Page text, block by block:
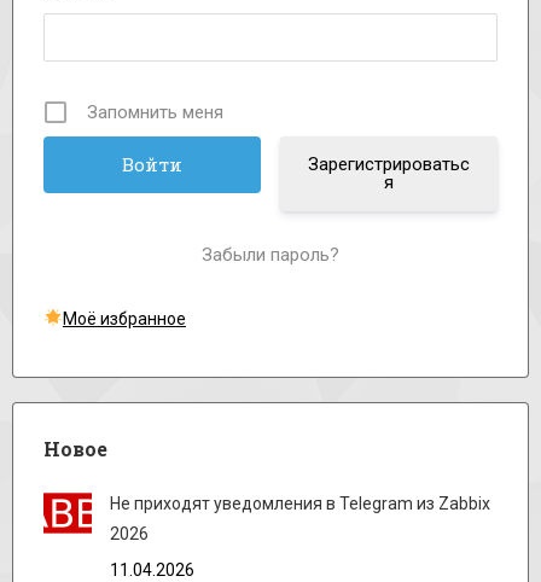
Запомнить меня
Зарегистрироватьс
я
Забыли пароль?
Моё избранное
Новое
Не приходят уведомления в Telegram из Zabbix
2026
11.04.2026